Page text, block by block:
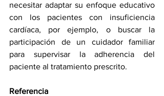
necesitar adaptar su enfoque educativo
con los pacientes con insuficiencia
cardíaca, por ejemplo, o buscar la
participación de un cuidador familiar
para supervisar la adherencia del
paciente al tratamiento prescrito.
Referencia